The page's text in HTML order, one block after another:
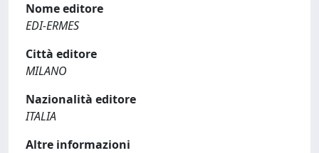
Nome editore
EDI-ERMES
Città editore
MILANO
Nazionalità editore
ITALIA
Altre informazioni